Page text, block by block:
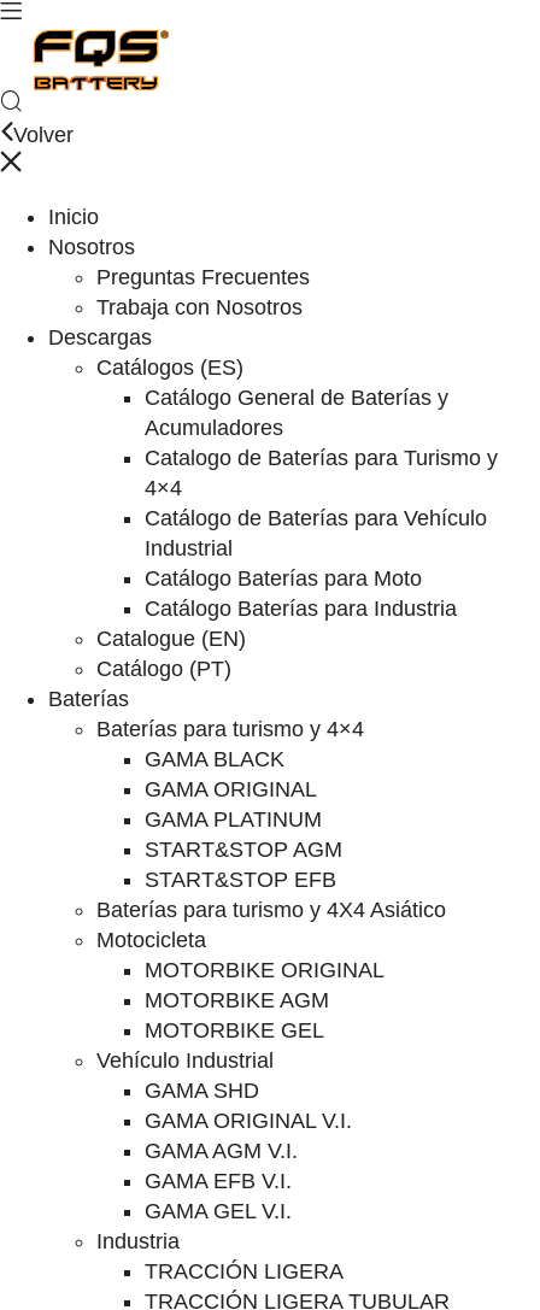
Volver
Inicio
Nosotros
Preguntas Frecuentes
Trabaja con Nosotros
Descargas
Catálogos (ES)
Catálogo General de Baterías y
Acumuladores
Catalogo de Baterías para Turismo y
4×4
Catálogo de Baterías para Vehículo
Industrial
Catálogo Baterías para Moto
Catálogo Baterías para Industria
Catalogue (EN)
Catálogo (PT)
Baterías
Baterías para turismo y 4×4
GAMA BLACK
GAMA ORIGINAL
GAMA PLATINUM
START&STOP AGM
START&STOP EFB
Baterías para turismo y 4X4 Asiático
Motocicleta
MOTORBIKE ORIGINAL
MOTORBIKE AGM
MOTORBIKE GEL
Vehículo Industrial
GAMA SHD
GAMA ORIGINAL V.I.
GAMA AGM V.I.
GAMA EFB V.I.
GAMA GEL V.I.
Industria
TRACCIÓN LIGERA
TRACCIÓN LIGERA TUBULAR